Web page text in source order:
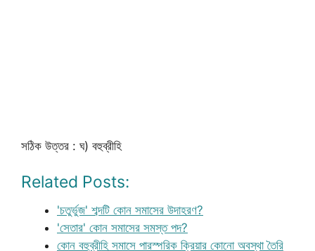
সঠিক উত্তর : ঘ) বহুব্রীহি
Related Posts:
'চতুর্ভুজ' শব্দটি কোন সমাসের উদাহরণ?
'সেতার' কোন সমাসের সমস্ত পদ?
কোন বহুব্রীহি সমাসে পারস্পরিক ক্রিয়ার কোনো অবস্থা তৈরি